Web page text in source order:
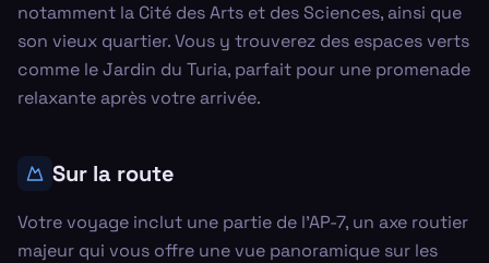
notamment la Cité des Arts et des Sciences, ainsi que
son vieux quartier. Vous y trouverez des espaces verts
comme le Jardin du Turia, parfait pour une promenade
relaxante après votre arrivée.
Sur la route
Votre voyage inclut une partie de l'AP-7, un axe routier
majeur qui vous offre une vue panoramique sur les